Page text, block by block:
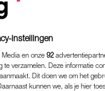
instellingen
en onze 92
te verzamelen. Deze informatie
Dit doen we om het
kunnen we, als je hier